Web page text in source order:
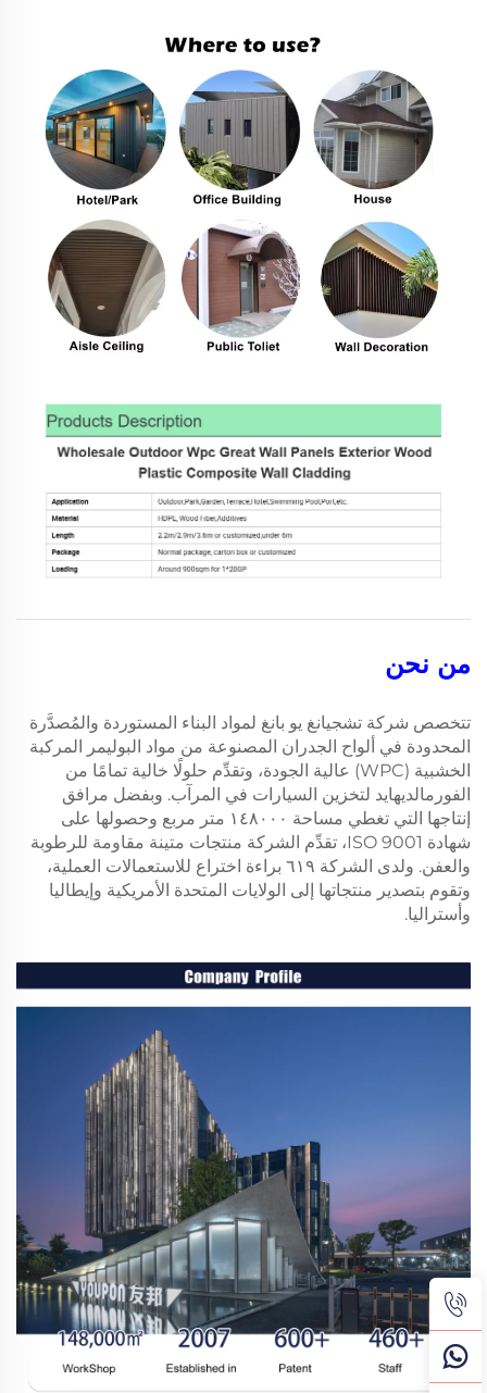
من نحن
تتخصص شركة تشجيانغ يو بانغ لمواد البناء المستوردة والمُصدَّرة
المحدودة في ألواح الجدران المصنوعة من مواد البوليمر المركبة
الخشبية (WPC) عالية الجودة، وتقدِّم حلولًا خالية تمامًا من
الفورمالديهايد لتخزين السيارات في المرآب. وبفضل مرافق
إنتاجها التي تغطي مساحة ١٤٨٠٠٠ متر مربع وحصولها على
شهادة ISO 9001، تقدِّم الشركة منتجات متينة مقاومة للرطوبة
والعفن. ولدى الشركة ٦١٩ براءة اختراع للاستعمالات العملية،
وتقوم بتصدير منتجاتها إلى الولايات المتحدة الأمريكية وإيطاليا
وأستراليا.